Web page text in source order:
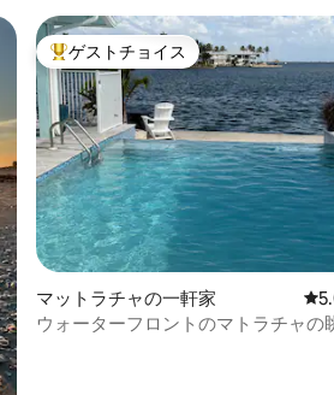
大好評のゲストチョイスです。
ゲストチョイス
マットラチャの一軒家 レ
ウォーターフロントのマトラチャの